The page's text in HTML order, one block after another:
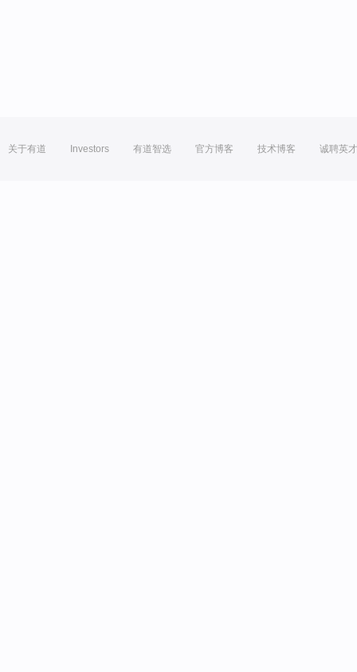
关于有道 Investors 有道智选 官方博客 技术博客 诚聘英才